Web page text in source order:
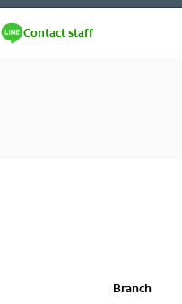
Contact staff
Branch